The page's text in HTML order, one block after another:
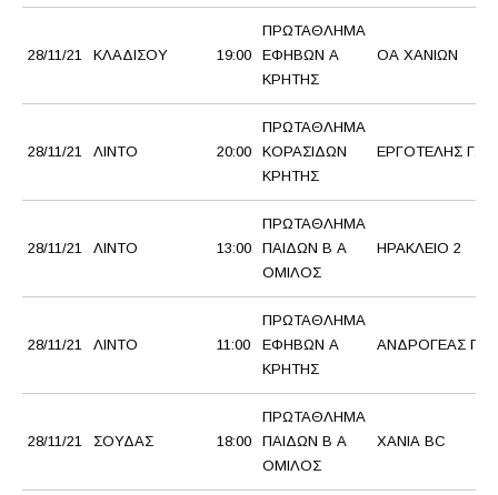
28/11/21 ΚΛΑΔΙΣΟΥ 19:00
ΠΡΩΤΑΘΛΗΜΑ
ΕΦΗΒΩΝ Α
ΚΡΗΤΗΣ
ΟΑ ΧΑΝΙΩΝ
28/11/21 ΛΙΝΤΟ 20:00
ΠΡΩΤΑΘΛΗΜΑ
ΚΟΡΑΣΙΔΩΝ
ΚΡΗΤΗΣ
ΕΡΓΟΤΕΛΗΣ Γ.Σ.
28/11/21 ΛΙΝΤΟ 13:00
ΠΡΩΤΑΘΛΗΜΑ
ΠΑΙΔΩΝ Β Α
ΟΜΙΛΟΣ
ΗΡΑΚΛΕΙΟ 2
28/11/21 ΛΙΝΤΟ 11:00
ΠΡΩΤΑΘΛΗΜΑ
ΕΦΗΒΩΝ Α
ΚΡΗΤΗΣ
ΑΝΔΡΟΓΕΑΣ ΓΑΣ
28/11/21 ΣΟΥΔΑΣ 18:00
ΠΡΩΤΑΘΛΗΜΑ
ΠΑΙΔΩΝ Β Α
ΟΜΙΛΟΣ
ΧΑΝΙΑ BC